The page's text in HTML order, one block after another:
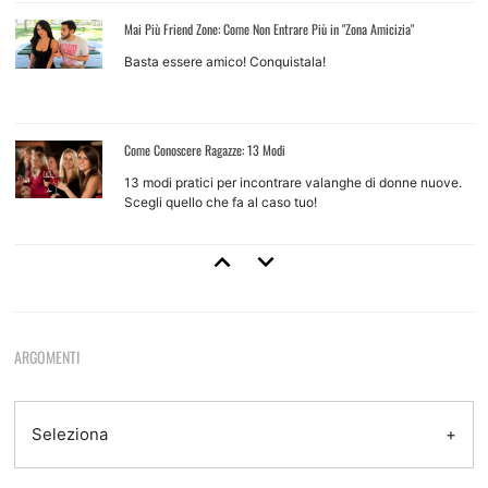
Mai Più Friend Zone: Come Non Entrare Più in "Zona Amicizia"
Basta essere amico! Conquistala!
Come Conoscere Ragazze: 13 Modi
13 modi pratici per incontrare valanghe di donne nuove.
Scegli quello che fa al caso tuo!
Come Approcciare Una Ragazza
ARGOMENTI
Seleziona